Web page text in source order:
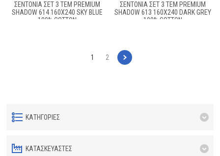
ΣΕΝΤΌΝΙΑ ΣΕΤ 3 ΤΕΜ PREMIUM
SHADOW 614 160X240 SKY BLUE
100% COTTON
ΣΕΝΤΌΝΙΑ ΣΕΤ 3 ΤΕΜ PREMIUM
SHADOW 613 160X240 DARK GREY
100% COTTON
1 2
ΚΑΤΗΓΟΡΊΕΣ
ΚΑΤΑΣΚΕΥΑΣΤΈΣ